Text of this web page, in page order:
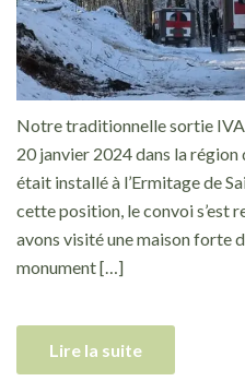
Notre traditionnelle sortie
20 janvier 2024 dans la région
était installé à l’Ermitage de
cette position, le convoi s’est
avons visité une maison forte
monument […]
Lire la suite